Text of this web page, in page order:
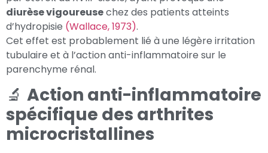
diurèse vigoureusechez des patients atteints
d’hydropisie (Wallace, 1973).
Cet effet est probablement lié à une légère irritation
tubulaire et à l’action anti-inflammatoire sur le
parenchyme rénal.
🔬 Action anti-inflammatoire
spécifique des arthrites
microcristallines